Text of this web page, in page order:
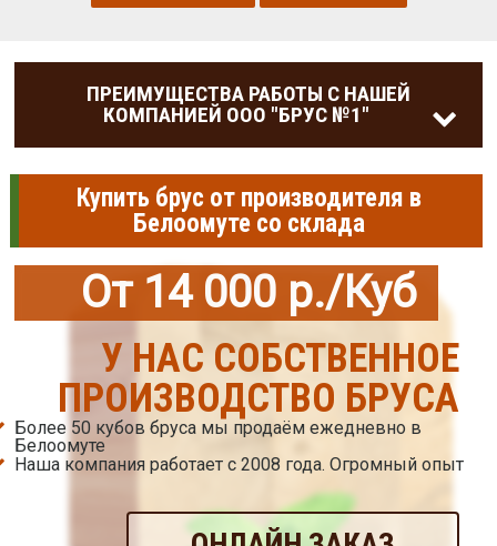
ПРЕИМУЩЕСТВА РАБОТЫ С НАШЕЙ
КОМПАНИЕЙ ООО "БРУС №1"
Купить брус от производителя в
Белоомуте со склада
От 14 000 р./Куб
У НАС СОБСТВЕННОЕ
ПРОИЗВОДСТВО БРУСА
Более 50 кубов бруса мы продаём ежедневно в
Белоомуте
Наша компания работает с 2008 года. Огромный опыт